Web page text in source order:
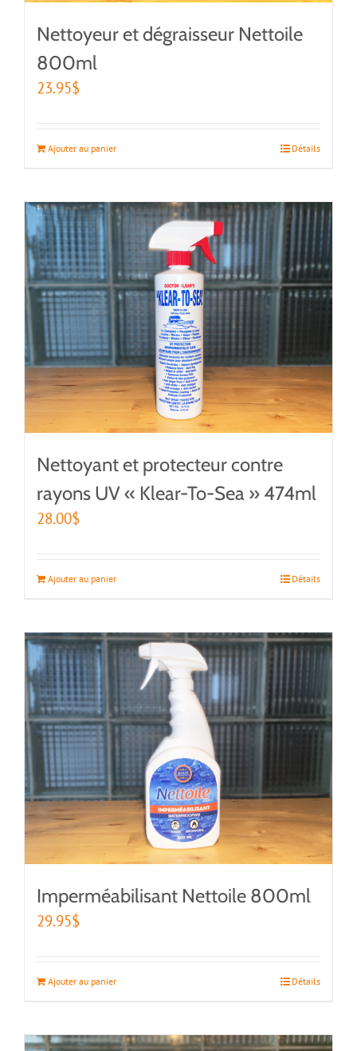
Nettoyeur et dégraisseur Nettoile
800ml
23.95$
Ajouter au panier Détails
Nettoyant et protecteur contre
rayons UV « Klear-To-Sea » 474ml
28.00$
Ajouter au panier Détails
Imperméabilisant Nettoile 800ml
29.95$
Ajouter au panier Détails